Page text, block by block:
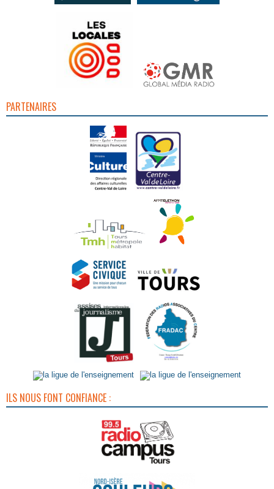
PARTENAIRES
ILS NOUS FONT CONFIANCE :